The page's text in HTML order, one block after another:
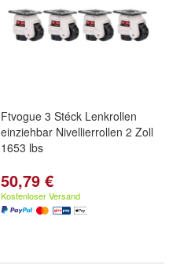
Ftvogue 3 Stéck Lenkrollen
einziehbar Nivellierrollen 2 Zoll
1653 lbs
50,79 €
Kostenloser Versand